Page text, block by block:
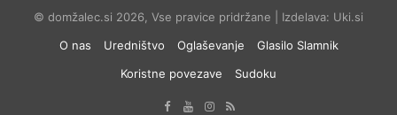
© domžalec.si 2026, Vse pravice pridržane | Izdelava: Uki.si
O nas
Uredništvo Oglaševanje
Glasilo Slamnik
Koristne povezave
Sudoku